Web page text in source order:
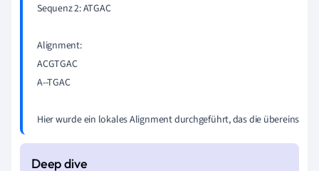
Sequenz 2: ATGAC
Alignment:
ACGTGAC
A--TGAC
Hier wurde ein lokales Alignment durchgeführt, das die